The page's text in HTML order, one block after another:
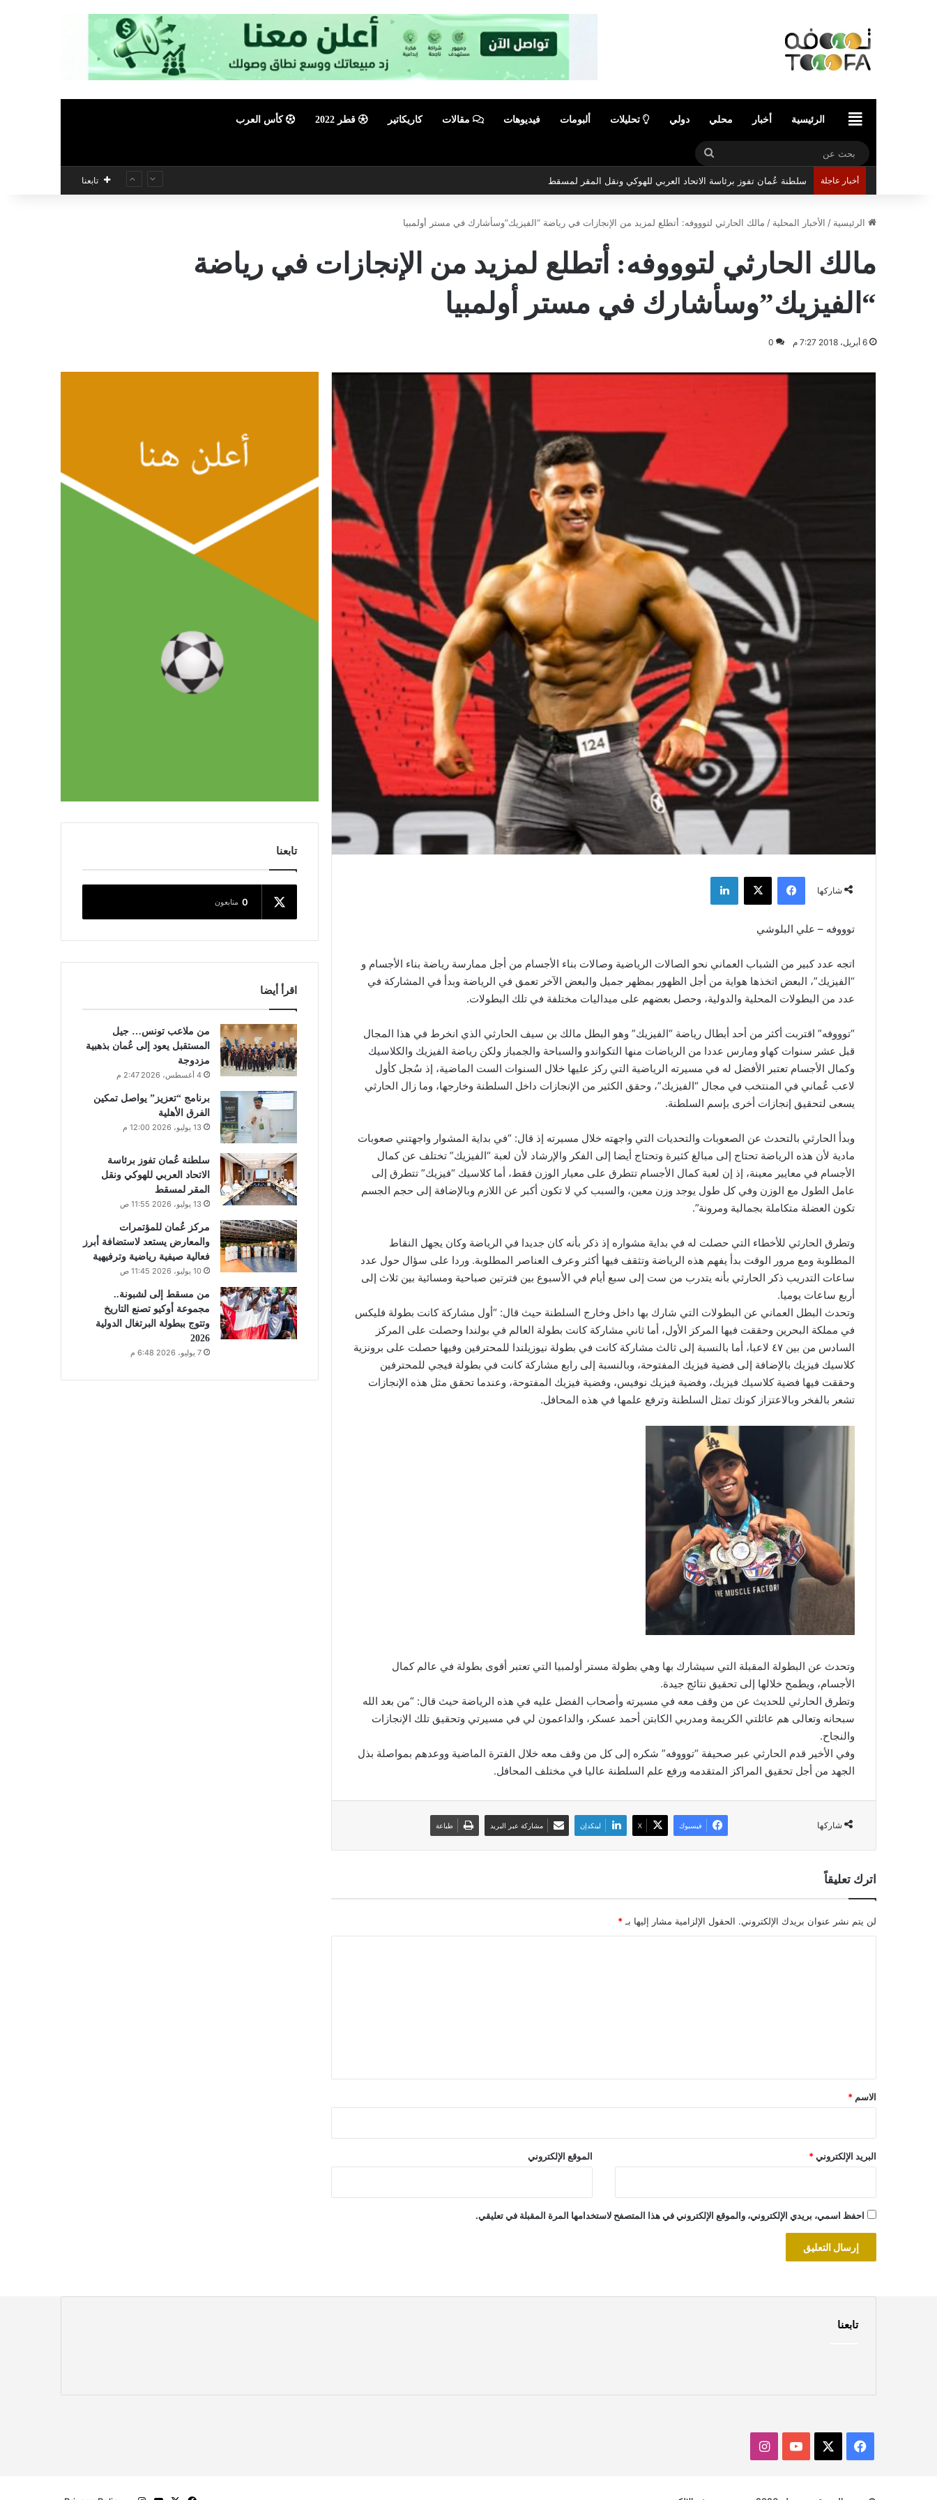
الرئيسيةالرئيسية أخبار محلي دولي تحليلات ألبومات فيديوهات مقالات كاريكاتير قطر 2022 كأس العرب
بحث
عن
أخبار عاجلة
سلطنة عُمان تفوز برئاسة الاتحاد العربي للهوكي ونقل المقر لمسقط
تابعنا
الرئيسية / الأخبار المحلية / مالك الحارثي لتوووفه: أتطلع لمزيد من الإنجازات في رياضة “الفيزيك”وسأشارك في مستر أولمبيا
مالك الحارثي لتوووفه: أتطلع لمزيد من الإنجازات في رياضة
“الفيزيك”وسأشارك في مستر أولمبيا
6 أبريل، 2018 7:27 م 0
شاركها
فيسبوك ‫X لينكدإن
توووفه – علي البلوشي
اتجه عدد كبير من الشباب العماني نحو الصالات الرياضية وصالات بناء الأجسام من أجل ممارسة رياضة بناء الأجسام و
“الفيزيك”، البعض اتخذها هواية من أجل الظهور بمظهر جميل والبعض الآخر تعمق في الرياضة وبدأ في المشاركة في
عدد من البطولات المحلية والدولية، وحصل بعضهم على ميداليات مختلفة في تلك البطولات.
“توووفه” اقتربت أكثر من أحد أبطال رياضة “الفيزيك” وهو البطل مالك بن سيف الحارثي الذي انخرط في هذا المجال
قبل عشر سنوات كهاو ومارس عددا من الرياضات منها التكواندو والسباحة والجمباز ولكن رياضة الفيزيك والكلاسيك
وكمال الأجسام تعتبر الأفضل له في مسيرته الرياضية التي ركز عليها خلال السنوات الست الماضية، إذ سُجل كأول
لاعب عُماني في المنتخب في مجال “الفيزيك”، وحقق الكثير من الإنجازات داخل السلطنة وخارجها، وما زال الحارثي
يسعى لتحقيق إنجازات أخرى بإسم السلطنة.
وبدأ الحارثي بالتحدث عن الصعوبات والتحديات التي واجهته خلال مسيرته إذ قال: “في بداية المشوار واجهتني صعوبات
مادية لأن هذه الرياضة تحتاج إلى مبالغ كثيرة وتحتاج أيضا إلى الفكر والإرشاد لأن لعبة “الفيزيك” تختلف عن كمال
الأجسام في معايير معينة، إذ إن لعبة كمال الأجسام تتطرق على معيار الوزن فقط، أما كلاسيك “فيزيك” تتطرق إلى
عامل الطول مع الوزن وفي كل طول يوجد وزن معين، والسبب كي لا تكون أكبر عن اللازم وبالإضافة إلى حجم الجسم
تكون العضلة متكاملة بجمالية ومرونة”.
وتطرق الحارثي للأخطاء التي حصلت له في بداية مشواره إذ ذكر بأنه كان جديدا في الرياضة وكان يجهل النقاط
المطلوبة ومع مرور الوقت بدأ يفهم هذه الرياضة وتثقف فيها أكثر وعرف العناصر المطلوبة. وردا على سؤال حول عدد
ساعات التدريب ذكر الحارثي بأنه يتدرب من ست إلى سبع أيام في الأسبوع بين فترتين صباحية ومسائية بين ثلاث إلى
أربع ساعات يوميا.
وتحدث البطل العماني عن البطولات التي شارك بها داخل وخارج السلطنة حيث قال: “أول مشاركة كانت بطولة فليكس
في مملكة البحرين وحققت فيها المركز الأول، أما ثاني مشاركة كانت بطولة العالم في بولندا وحصلت على المركز
السادس من بين ٤٧ لاعبا، أما بالنسبة إلى ثالث مشاركة كانت في بطولة نيوزيلندا للمحترفين وفيها حصلت على برونزية
كلاسيك فيزيك بالإضافة إلى فضية فيزيك المفتوحة، وبالنسبة إلى رابع مشاركة كانت في بطولة فيجي للمحترفين
وحققت فيها فضية كلاسيك فيزيك، وفضية فيزيك نوفيس، وفضية فيزيك المفتوحة، وعندما تحقق مثل هذه الإنجازات
تشعر بالفخر وبالاعتزاز كونك تمثل السلطنة وترفع علمها في هذه المحافل.
وتحدث عن البطولة المقبلة التي سيشارك بها وهي بطولة مستر أولمبيا التي تعتبر أقوى بطولة في عالم كمال
الأجسام، ويطمح خلالها إلى تحقيق نتائج جيدة.
وتطرق الحارثي للحديث عن من وقف معه في مسيرته وأصحاب الفضل عليه في هذه الرياضة حيث قال: “من بعد الله
سبحانه وتعالى هم عائلتي الكريمة ومدربي الكابتن أحمد عسكر، والداعمون لي في مسيرتي وتحقيق تلك الإنجازات
والنجاح.
وفي الأخير قدم الحارثي عبر صحيفة “توووفه” شكره إلى كل من وقف معه خلال الفترة الماضية ووعدهم بمواصلة بذل
الجهد من أجل تحقيق المراكز المتقدمه ورفع علم السلطنة عاليا في مختلف المحافل.
شاركها فيسبوك ‫X لينكدإن مشاركة عبر البريد طباعة
اترك تعليقاً
لن يتم نشر عنوان بريدك الإلكتروني. الحقول الإلزامية مشار إليها بـ *
*
الاسم *
البريد الإلكتروني* الموقع الإلكتروني
احفظ اسمي، بريدي الإلكتروني، والموقع الإلكتروني في هذا المتصفح لاستخدامها المرة المقبلة في تعليقي.
تابعنا
0 متابعون
اقرأ أيضا
من ملاعب تونس… جيل
المستقبل يعود إلى عُمان بذهبية
مزدوجة
4 أغسطس، 2026 2:47 م
برنامج “تعزيز” يواصل تمكين
الفرق الأهلية
13 يوليو، 2026 12:00 م
سلطنة عُمان تفوز برئاسة
الاتحاد العربي للهوكي ونقل
المقر لمسقط
13 يوليو، 2026 11:55 ص
مركز عُمان للمؤتمرات
والمعارض يستعد لاستضافة أبرز
فعالية صيفية رياضية وترفيهية
10 يوليو، 2026 11:45 ص
من مسقط إلى لشبونة..
مجموعة أوكيو تصنع التاريخ
وتتوج ببطولة البرتغال الدولية
2026
7 يوليو، 2026 6:48 م
تابعنا
فيسبوك ‫YouTubeانستقرام